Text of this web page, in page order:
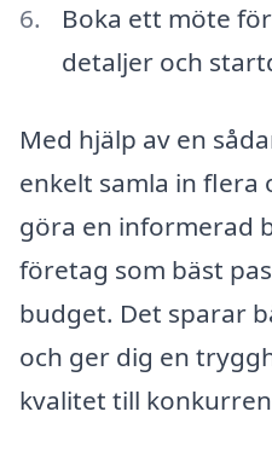
Boka ett möte
detaljer och
Med hjälp av en
enkelt samla in
göra en informerad
företag som bäst
budget. Det sparar
och ger dig en
kvalitet till